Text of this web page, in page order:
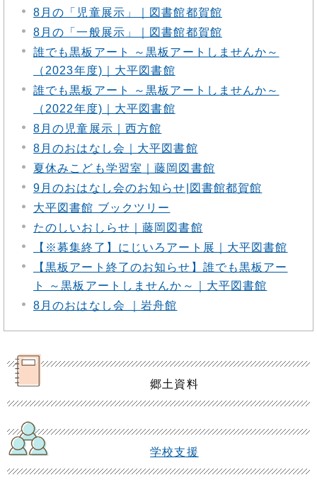
8月の「児童展示」｜図書館都賀館
8月の「一般展示」｜図書館都賀館
誰でも黒板アート ～黒板アートしませんか～
（2023年度)｜大平図書館
誰でも黒板アート ～黒板アートしませんか～
（2022年度)｜大平図書館
8月の児童展示｜西方館
8月のおはなし会｜大平図書館
夏休みこども学習室｜藤岡図書館
9月のおはなし会のお知らせ|図書館都賀館
大平図書館 ブックツリー
たのしいおしらせ｜藤岡図書館
【※募集終了】にじいろアート展｜大平図書館
【黒板アート終了のお知らせ】誰でも黒板アー
ト ～黒板アートしませんか～｜大平図書館
8月のおはなし会 ｜岩舟館
郷土資料
学校支援